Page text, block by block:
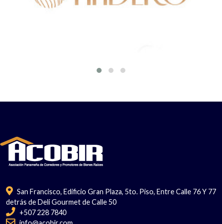
San Francisco, Edificio Gran Plaza, 5to. Piso, Entre Calle 76 Y 77
detrás de Deli Gourmet de Calle 50
+507 228 7840